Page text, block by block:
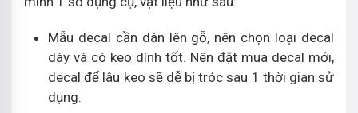
Mẫu decal cần dán lên gỗ, nên chọn loại decal
dày và có keo dính tốt. Nên đặt mua decal mới,
decal để lâu keo sẽ dễ bị tróc sau 1 thời gian sử
dụng.